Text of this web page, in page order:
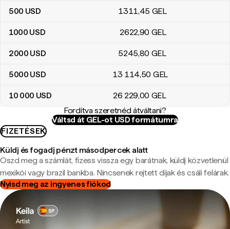
500 USD 1311,45 GEL
1000 USD 2622,90 GEL
2000 USD 5245,80 GEL
5000 USD 13 114,50 GEL
10 000 USD 26 229,00 GEL
Fordítva szeretnéd átváltani?
Váltsd át GEL-ot USD formátumra
FIZETÉSEK
Küldj és fogadj pénzt másodpercek alatt
Oszd meg a számlát, fizess vissza egy barátnak, küldj közvetlenül
mexikói vagy brazil bankba. Nincsenek rejtett díjak és csáli felárak.
Nyisd meg az ingyenes fiókod